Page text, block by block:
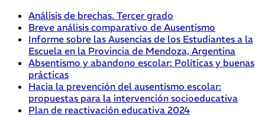
Análisis de brechas. Tercer grado
Breve análisis comparativo de Ausentismo
Informe sobre las Ausencias de los Estudiantes a la
Escuela en la Provincia de Mendoza, Argentina
Absentismo y abandono escolar: Políticas y buenas
prácticas
Hacia la prevención del ausentismo escolar:
propuestas para la intervención socioeducativa
Plan de reactivación educativa 2024